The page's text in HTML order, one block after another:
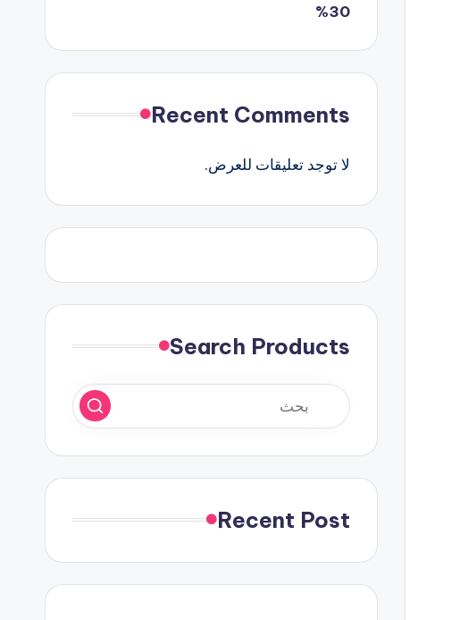
30%
Recent Comments
لا توجد تعليقات للعرض.
Search Products
Recent Post